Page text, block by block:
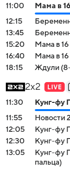
11:00
Мама в
12:15
13:45
15:20
Мама в
16:40
Мама в
18:15
Ждули
2x2
11:30
Кунг-фу
11:55
Новости
12:05
Кунг-фу
12:30
Кунг-фу
13:05
Кунг-фу
пальца)